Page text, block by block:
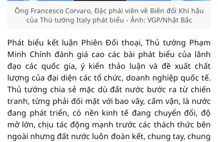
Ông Francesco Corvaro, Đặc phái viên về Biến đổi Khí hậu
của Thú tướng Italy phát biểu - Ảnh: VGP/Nhật Bắc
Phát biểu kết luận Phiên Đối thoại, Thủ tướng Phạm
Minh Chính đánh giá cao các bài phát biểu của lãnh
đạo các quốc gia, ý kiến thảo luận và đề xuất chất
lượng của đại diện các tổ chức, doanh nghiệp quốc tế.
Thủ tướng chia sẻ mặc dù đất nước bước ra từ chiến
tranh, từng phải đối mặt với bao vây, cấm vận, là nước
đang phát triển, có nền kinh tế đang chuyển đổi, độ
mở lớn, chịu tác động mạnh trước các thách thức bên
ngoài nhưng đất nước luôn đoàn kết, chung tay, chung